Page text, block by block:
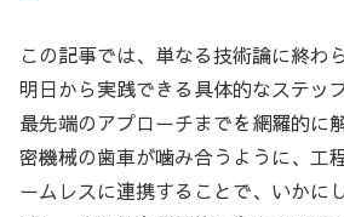
この記事では、単なる技術論に終わ
明日から実践できる具体的なステッ
最先端のアプローチまでを網羅的に
密機械の歯車が噛み合うように、工
ームレスに連携することで、いかに